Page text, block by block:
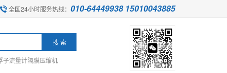
全国24小时服务热线： 010-64449938 15010043885
子流量计隔膜压缩机